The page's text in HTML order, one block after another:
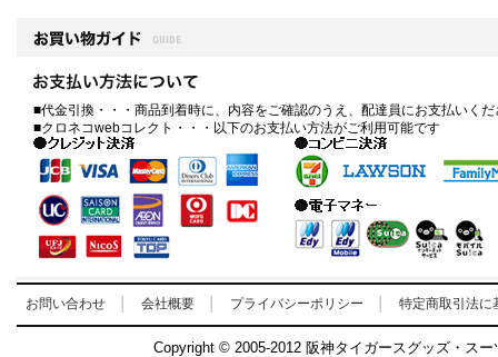
■代金引換・・・商品到着時に、内容をご確認のうえ、配達員にお支払いくだ
■クロネコwebコレクト・・・以下のお支払い方法がご利用可能です
お問い合わせ 会社概要 プライバシーポリシー 特定商取引法に
Copyright © 2005-2012 阪神タイガースグッズ・ス